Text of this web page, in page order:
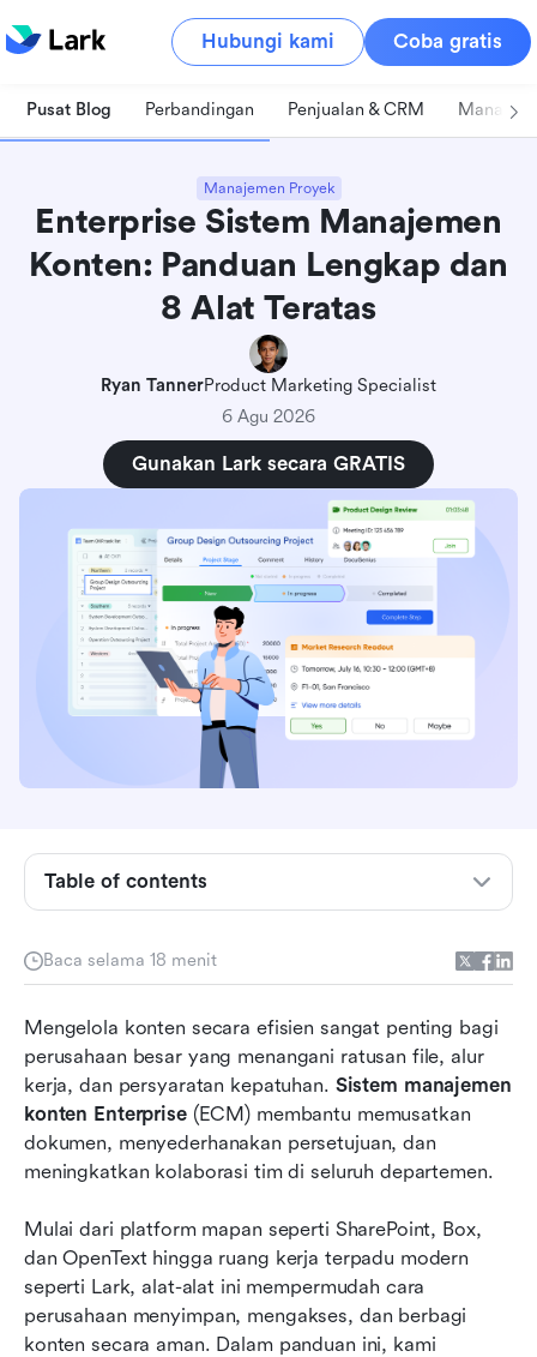
Hubungi kami Coba gratis
Pusat Blog Perbandingan Penjualan & CRM
Manajemen Proyek
Enterprise Sistem Manajemen
Konten: Panduan Lengkap dan
8 Alat Teratas
Ryan TannerProduct Marketing Specialist
6 Agu 2026
Gunakan Lark secara GRATIS
Baca selama 18 menit
Mengelola konten secara efisien sangat penting bagi
perusahaan besar yang menangani ratusan file, alur
kerja, dan persyaratan kepatuhan. Sistem manajemen
konten Enterprise (ECM) membantu memusatkan
dokumen, menyederhanakan persetujuan, dan
meningkatkan kolaborasi tim di seluruh departemen.
Mulai dari platform mapan seperti SharePoint, Box,
dan OpenText hingga ruang kerja terpadu modern
seperti Lark, alat-alat ini mempermudah cara
perusahaan menyimpan, mengakses, dan berbagi
konten secara aman. Dalam panduan ini, kami
Table of contents
System?
Perusahaan
8 Sistem manajemen konten perusahaan teratas
Cara memilih sistem manajemen konten
Perusahaan yang tepat
modern
Kesimpulan
FAQ